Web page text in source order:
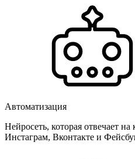
Автоматизация
Нейросеть, которая отвечает
Инстаграм, Вконтакте и